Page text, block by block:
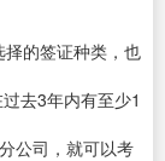
的签证种类，也
去3年内有至少1
公司，就可以考